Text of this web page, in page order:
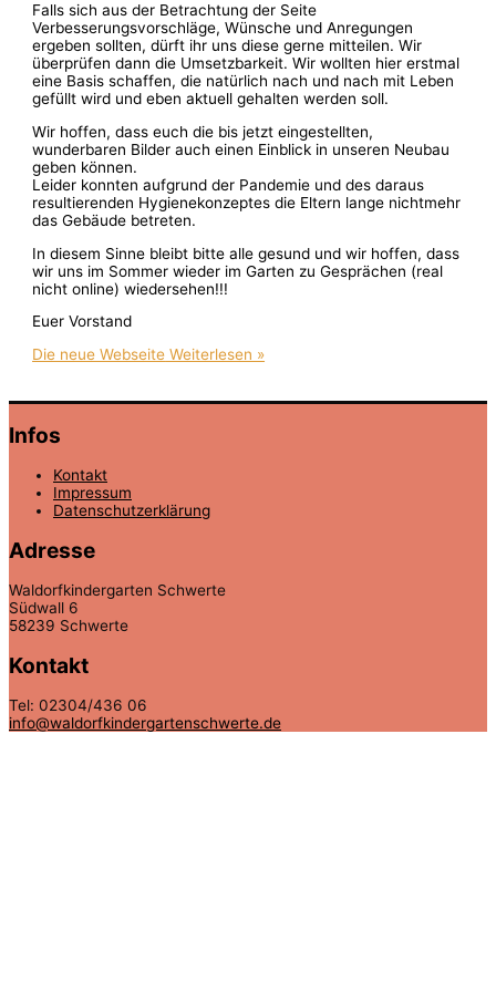
Falls sich aus der Betrachtung der Seite
Verbesserungsvorschläge, Wünsche und Anregungen
ergeben sollten, dürft ihr uns diese gerne mitteilen. Wir
überprüfen dann die Umsetzbarkeit. Wir wollten hier erstmal
eine Basis schaffen, die natürlich nach und nach mit Leben
gefüllt wird und eben aktuell gehalten werden soll.
Wir hoffen, dass euch die bis jetzt eingestellten,
wunderbaren Bilder auch einen Einblick in unseren Neubau
geben können.
Leider konnten aufgrund der Pandemie und des daraus
resultierenden Hygienekonzeptes die Eltern lange nichtmehr
das Gebäude betreten.
In diesem Sinne bleibt bitte alle gesund und wir hoffen, dass
wir uns im Sommer wieder im Garten zu Gesprächen (real
nicht online) wiedersehen!!!
Euer Vorstand
Die neue Webseite Weiterlesen »
Infos
Kontakt
Impressum
Datenschutzerklärung
Adresse
Waldorfkindergarten Schwerte
Südwall 6
58239 Schwerte
Kontakt
Tel: 02304/436 06
info@waldorfkindergartenschwerte.de